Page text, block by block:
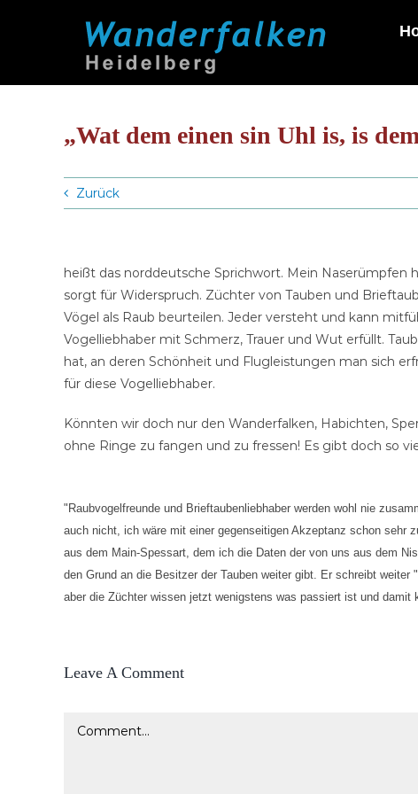
„Wat dem einen sin Uhl is, is
Zurück
heißt das norddeutsche Sprichwort. Mein
sorgt für Widerspruch. Züchter von Tauben und
Vögel als Raub beurteilen. Jeder versteht und kann
Vogelliebhaber mit Schmerz, Trauer und Wut erfüllt.
hat, an deren Schönheit und Flugleistungen man sich
für diese Vogelliebhaber.
Könnten wir doch nur den Wanderfalken, Habichten,
ohne Ringe zu fangen und zu fressen! Es gibt doch so
"Raubvogelfreunde und Brieftaubenliebhaber werden wohl nie
auch nicht, ich wäre mit einer gegenseitigen Akzeptanz schon sehr
aus dem Main-Spessart, dem ich die Daten der von uns aus dem
den Grund an die Besitzer der Tauben weiter gibt. Er schreibt
aber die Züchter wissen jetzt wenigstens was passiert ist und damit
Leave A Comment
Comment